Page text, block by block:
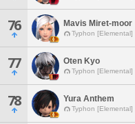
76 Mavis Miret-moor
Typhon [Elemental]
77 Oten Kyo
Typhon [Elemental]
78 Yura Anthem
Typhon [Elemental]